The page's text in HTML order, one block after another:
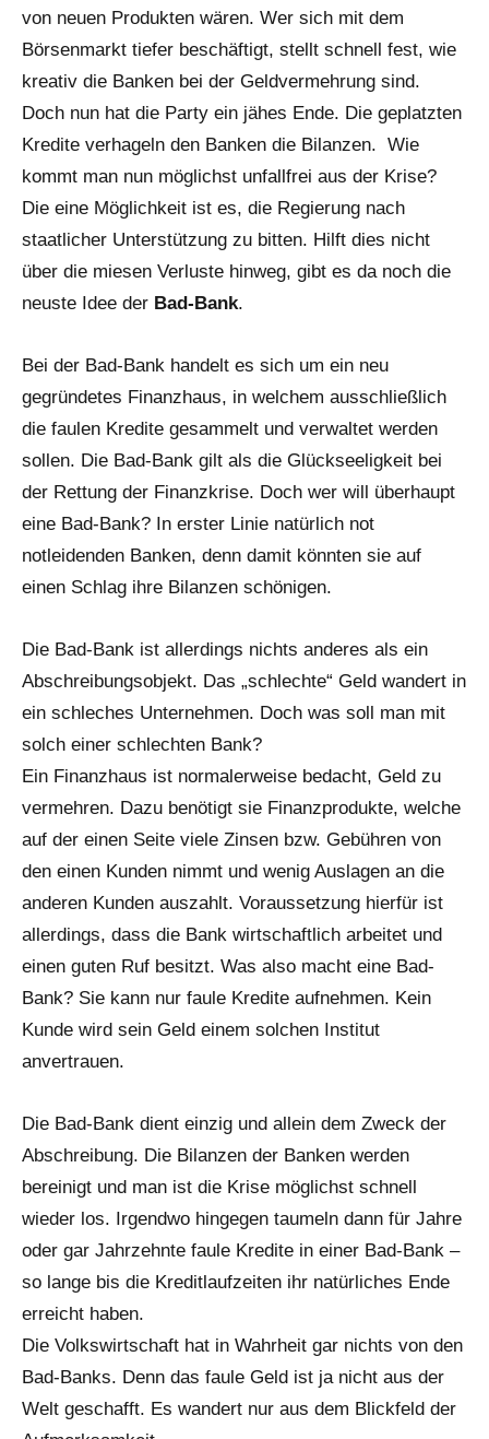
von neuen Produkten wären. Wer sich mit dem
Börsenmarkt tiefer beschäftigt, stellt schnell fest, wie
kreativ die Banken bei der Geldvermehrung sind.
Doch nun hat die Party ein jähes Ende. Die geplatzten
Kredite verhageln den Banken die Bilanzen. Wie
kommt man nun möglichst unfallfrei aus der Krise?
Die eine Möglichkeit ist es, die Regierung nach
staatlicher Unterstützung zu bitten. Hilft dies nicht
über die miesen Verluste hinweg, gibt es da noch die
neuste Idee der Bad-Bank.
Bei der Bad-Bank handelt es sich um ein neu
gegründetes Finanzhaus, in welchem ausschließlich
die faulen Kredite gesammelt und verwaltet werden
sollen. Die Bad-Bank gilt als die Glückseeligkeit bei
der Rettung der Finanzkrise. Doch wer will überhaupt
eine Bad-Bank? In erster Linie natürlich not
notleidenden Banken, denn damit könnten sie auf
einen Schlag ihre Bilanzen schönigen.
Die Bad-Bank ist allerdings nichts anderes als ein
Abschreibungsobjekt. Das „schlechte“ Geld wandert in
ein schleches Unternehmen. Doch was soll man mit
solch einer schlechten Bank?
Ein Finanzhaus ist normalerweise bedacht, Geld zu
vermehren. Dazu benötigt sie Finanzprodukte, welche
auf der einen Seite viele Zinsen bzw. Gebühren von
den einen Kunden nimmt und wenig Auslagen an die
anderen Kunden auszahlt. Voraussetzung hierfür ist
allerdings, dass die Bank wirtschaftlich arbeitet und
einen guten Ruf besitzt. Was also macht eine Bad-
Bank? Sie kann nur faule Kredite aufnehmen. Kein
Kunde wird sein Geld einem solchen Institut
anvertrauen.
Die Bad-Bank dient einzig und allein dem Zweck der
Abschreibung. Die Bilanzen der Banken werden
bereinigt und man ist die Krise möglichst schnell
wieder los. Irgendwo hingegen taumeln dann für Jahre
oder gar Jahrzehnte faule Kredite in einer Bad-Bank –
so lange bis die Kreditlaufzeiten ihr natürliches Ende
erreicht haben.
Die Volkswirtschaft hat in Wahrheit gar nichts von den
Bad-Banks. Denn das faule Geld ist ja nicht aus der
Welt geschafft. Es wandert nur aus dem Blickfeld der